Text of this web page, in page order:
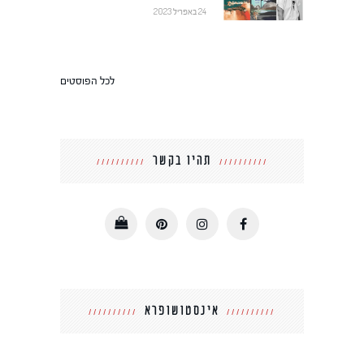
24 באפריל 2023
לכל הפוסטים
תהיו בקשר
אינסטושופרא